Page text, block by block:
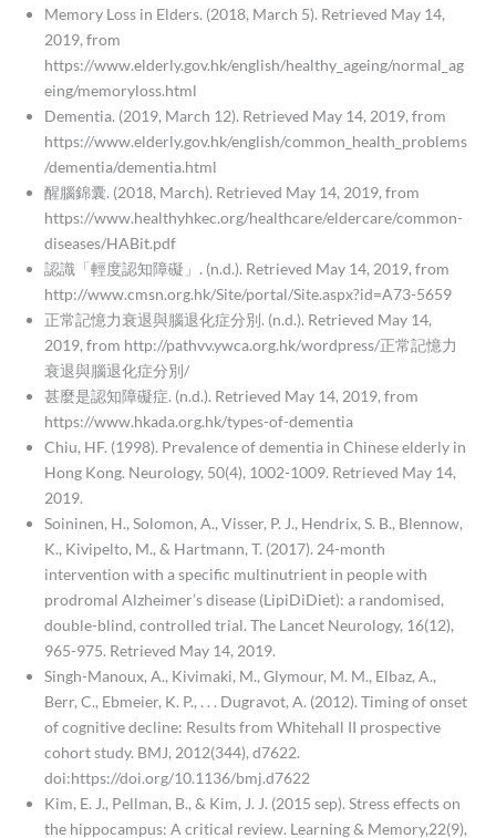
Memory Loss in Elders. (2018, March 5). Retrieved May 14,
2019, from
https://www.elderly.gov.hk/english/healthy_ageing/normal_ag
eing/memoryloss.html
Dementia. (2019, March 12). Retrieved May 14, 2019, from
https://www.elderly.gov.hk/english/common_health_problems
/dementia/dementia.html
醒腦錦囊. (2018, March). Retrieved May 14, 2019, from
https://www.healthyhkec.org/healthcare/eldercare/common-
diseases/HABit.pdf
認識「輕度認知障礙」. (n.d.). Retrieved May 14, 2019, from
http://www.cmsn.org.hk/Site/portal/Site.aspx?id=A73-5659
正常記憶力衰退與腦退化症分別. (n.d.). Retrieved May 14,
2019, from http://pathvv.ywca.org.hk/wordpress/正常記憶力
衰退與腦退化症分別/
甚麼是認知障礙症. (n.d.). Retrieved May 14, 2019, from
https://www.hkada.org.hk/types-of-dementia
Chiu, HF. (1998). Prevalence of dementia in Chinese elderly in
Hong Kong. Neurology, 50(4), 1002-1009. Retrieved May 14,
2019.
Soininen, H., Solomon, A., Visser, P. J., Hendrix, S. B., Blennow,
K., Kivipelto, M., & Hartmann, T. (2017). 24-month
intervention with a specific multinutrient in people with
prodromal Alzheimer’s disease (LipiDiDiet): a randomised,
double-blind, controlled trial. The Lancet Neurology, 16(12),
965-975. Retrieved May 14, 2019.
Singh-Manoux, A., Kivimaki, M., Glymour, M. M., Elbaz, A.,
Berr, C., Ebmeier, K. P., . . . Dugravot, A. (2012). Timing of onset
of cognitive decline: Results from Whitehall II prospective
cohort study. BMJ, 2012(344), d7622.
doi:https://doi.org/10.1136/bmj.d7622
Kim, E. J., Pellman, B., & Kim, J. J. (2015 sep). Stress effects on
the hippocampus: A critical review. Learning & Memory,22(9),